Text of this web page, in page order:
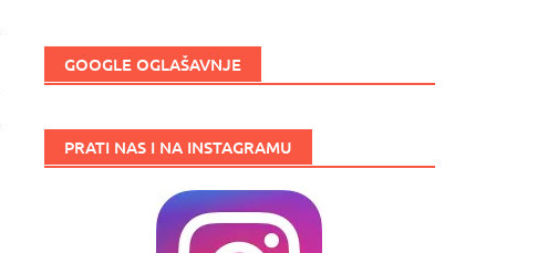
GOOGLE OGLAŠAVNJE
PRATI NAS I NA INSTAGRAMU